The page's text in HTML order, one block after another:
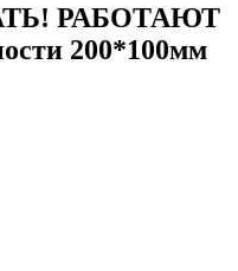
РАБОТАЮТ
200*100мм